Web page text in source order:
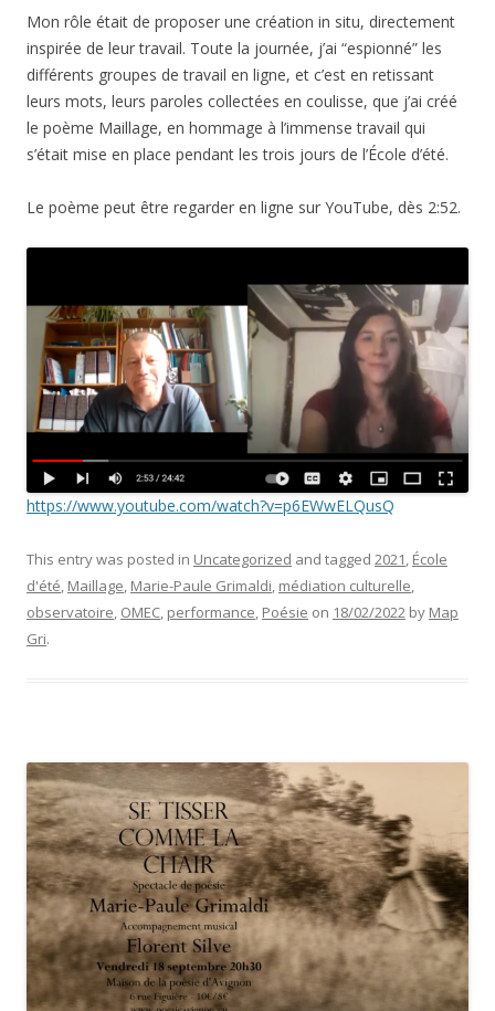
Mon rôle était de proposer une création in situ, directement
inspirée de leur travail. Toute la journée, j’ai “espionné” les
différents groupes de travail en ligne, et c’est en retissant
leurs mots, leurs paroles collectées en coulisse, que j’ai créé
le poème Maillage, en hommage à l’immense travail qui
s’était mise en place pendant les trois jours de l’École d’été.
Le poème peut être regarder en ligne sur YouTube, dès 2:52.
https://www.youtube.com/watch?v=p6EWwELQusQ
This entry was posted in Uncategorized and tagged 2021, École
d'été, Maillage, Marie-Paule Grimaldi, médiation culturelle,
observatoire, OMEC, performance, Poésie on 18/02/2022 by Map
Gri.